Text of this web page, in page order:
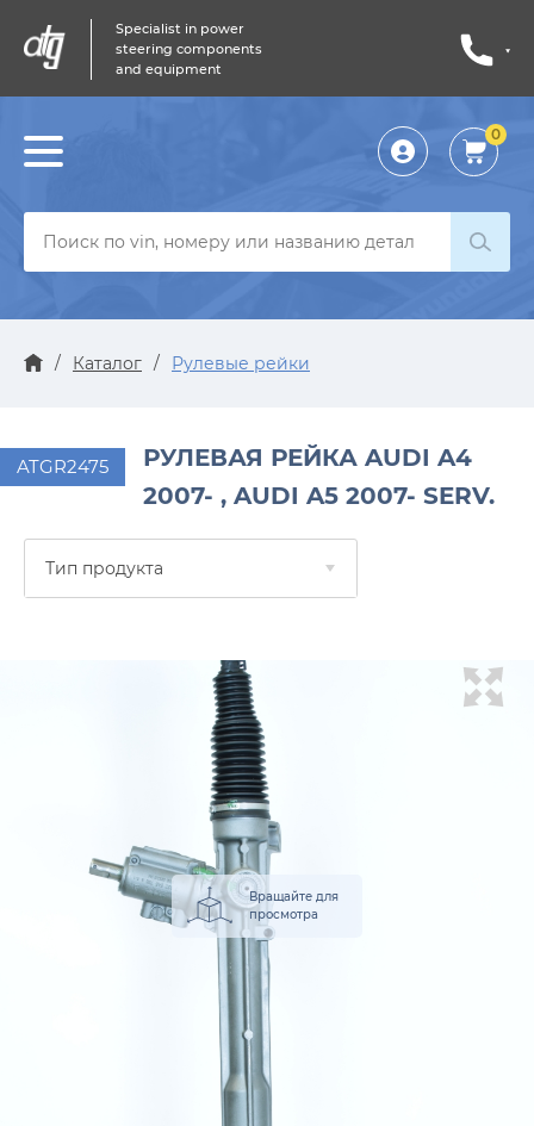
Specialist in power
steering components
and equipment
Личный
кабинет
0
/ Каталог / Рулевые рейки
ATGR2475
РУЛЕВАЯ РЕЙКА AUDI A4
2007- , AUDI A5 2007- SERV.
Тип продукта
Вращайте для
просмотра